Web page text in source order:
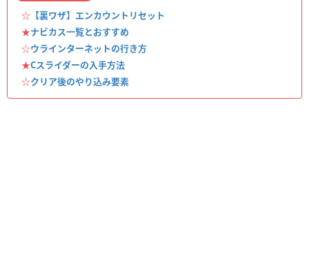
☆ 【裏ワザ】エンカウントリセット
★ナビカス一覧とおすすめ
☆ウラインターネットの行き方
★Cスライダーの入手方法
☆クリア後のやり込み要素